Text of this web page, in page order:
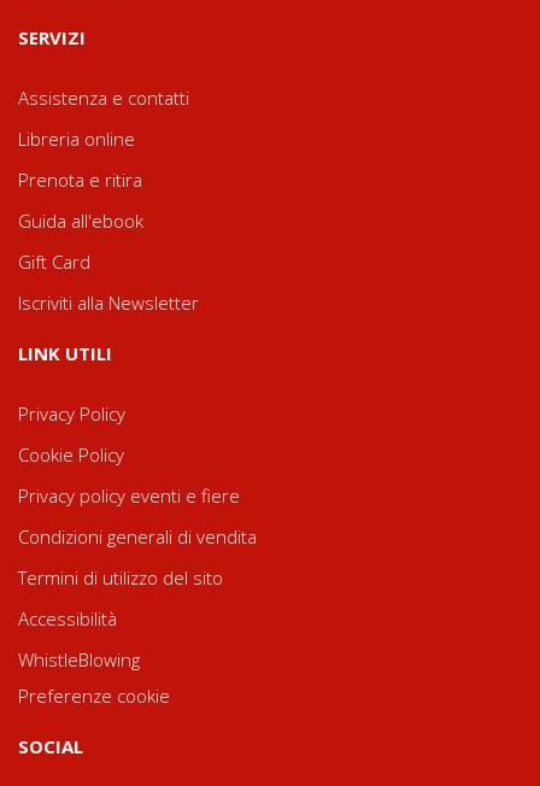
SERVIZI
Assistenza e contatti
Libreria online
Prenota e ritira
Guida all'ebook
Gift Card
Iscriviti alla Newsletter
LINK UTILI
Privacy Policy
Cookie Policy
Privacy policy eventi e fiere
Condizioni generali di vendita
Termini di utilizzo del sito
Accessibilità
WhistleBlowing
Preferenze cookie
SOCIAL